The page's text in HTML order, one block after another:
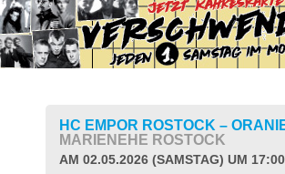
HC EMPOR ROSTOCK –
MARIENEHE ROSTOCK
AM 02.05.2026 (SAMSTAG) UM